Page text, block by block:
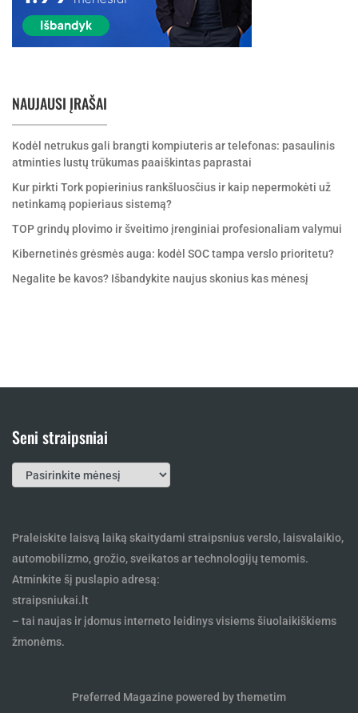
NAUJAUSI ĮRAŠAI
Kodėl netrukus gali brangti kompiuteris ar telefonas: pasaulinis
atminties lustų trūkumas paaiškintas paprastai
Kur pirkti Tork popierinius rankšluosčius ir kaip nepermokėti už
netinkamą popieriaus sistemą?
TOP grindų plovimo ir šveitimo įrenginiai profesionaliam valymui
Kibernetinės grėsmės auga: kodėl SOC tampa verslo prioritetu?
Negalite be kavos? Išbandykite naujus skonius kas mėnesį
Seni straipsniai
Seni
straipsniai
Praleiskite laisvą laiką skaitydami straipsnius verslo, laisvalaikio,
automobilizmo, grožio, sveikatos ar technologijų temomis.
Atminkite šį puslapio adresą:
straipsniukai.lt
– tai naujas ir įdomus interneto leidinys visiems šiuolaikiškiems
žmonėms.
Preferred Magazine powered by themetim